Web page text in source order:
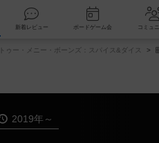
ス 検索 新着レビュー ボードゲーム会
トゥー・メニー・ボーンズ：スパイス&ダイス
2019年～